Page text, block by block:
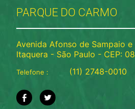
PARQUE DO CARMO
Avenida Afonso de Sampaio
Itaquera - São Paulo - CEP:
Telefone : (11) 2748-0010